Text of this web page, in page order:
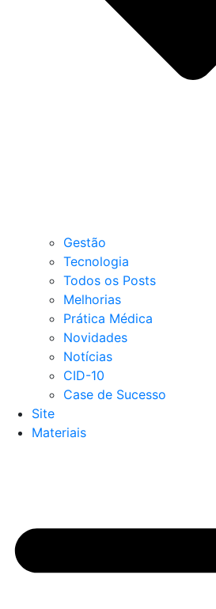
Gestão
Tecnologia
Todos os Posts
Melhorias
Prática Médica
Novidades
Notícias
CID-10
Case de Sucesso
Site
Materiais